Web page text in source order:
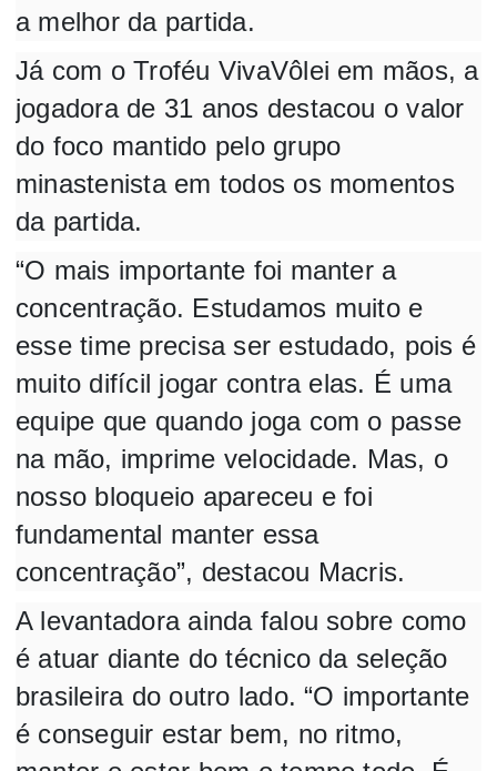
a melhor da partida.
Já com o Troféu VivaVôlei em mãos, a
jogadora de 31 anos destacou o valor
do foco mantido pelo grupo
minastenista em todos os momentos
da partida.
“O mais importante foi manter a
concentração. Estudamos muito e
esse time precisa ser estudado, pois é
muito difícil jogar contra elas. É uma
equipe que quando joga com o passe
na mão, imprime velocidade. Mas, o
nosso bloqueio apareceu e foi
fundamental manter essa
concentração”, destacou Macris.
A levantadora ainda falou sobre como
é atuar diante do técnico da seleção
brasileira do outro lado. “O importante
é conseguir estar bem, no ritmo,